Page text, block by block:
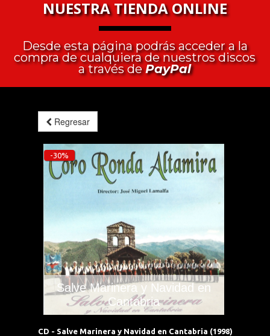
NUESTRA TIENDA ONLINE
Desde esta página podrás acceder a la
compra de cualquiera de nuestros discos
a través dePayPal
Regresar
-30%
Salve Marinera y Navidad en
Cantabria
CD - Salve Marinera y Navidad en Cantabria (1998)